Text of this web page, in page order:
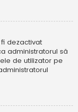
dezactivat
administratorul să
de utilizator pe